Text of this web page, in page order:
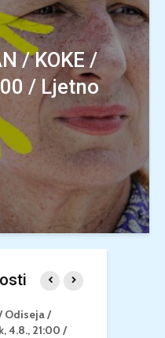
/ KOKE /
/ Ljetno
Odiseja /
4.8., 21:00 /